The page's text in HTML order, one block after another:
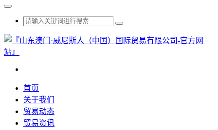
首页
关于我们
贸易动态
贸易资讯